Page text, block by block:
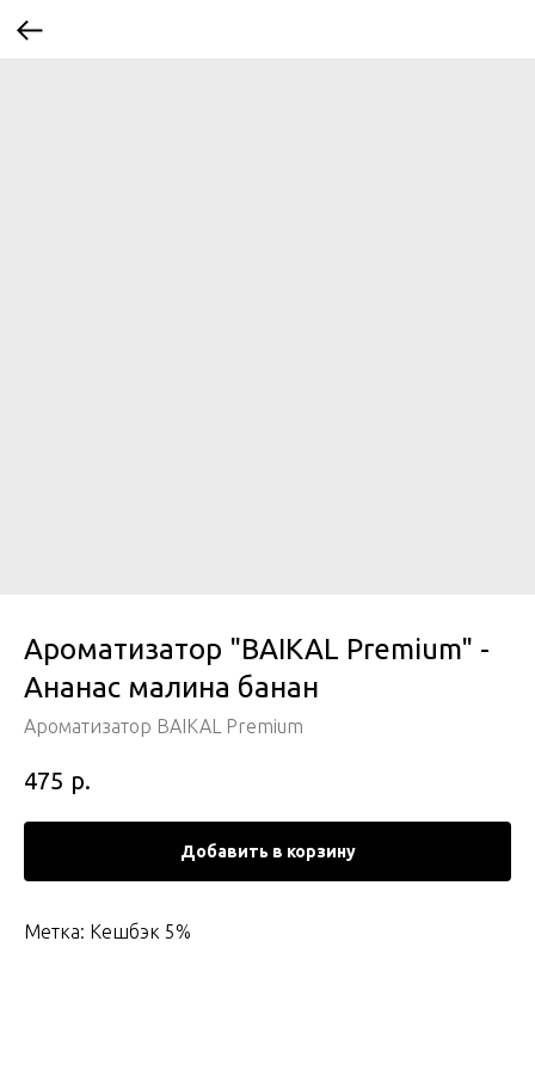
Ароматизатор "BAIKAL Premium" -
Ананас малина банан
Ароматизатор BAIKAL Premium
475 р.
Добавить в корзину
Метка: Кешбэк 5%